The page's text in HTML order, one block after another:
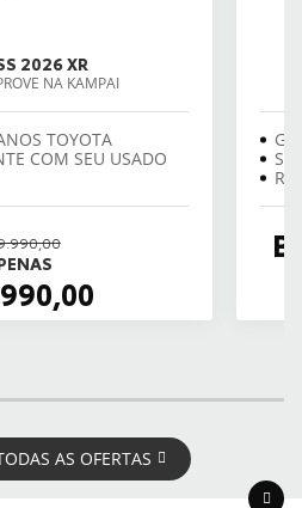
2026 XR
NA KAMPAI
TOYOTA
COM SEU USADO
AS OFERTAS